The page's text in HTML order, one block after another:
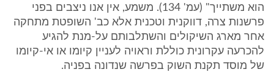
הוא משתייך" (עמ' 134). משמע, אין אנו ניצבים בפני
פרשנות צרה, דווקנית וטכנית אלא כב' השופטת מתחקה
אחר מארג השיקולים והשתלבותם על-מנת להגיע
להכרעה עקרונית כוללת וראויה לעניין קיומו או אי-קיומו
של מוסד תקנת השוק בפרשה שנדונה בפניה.